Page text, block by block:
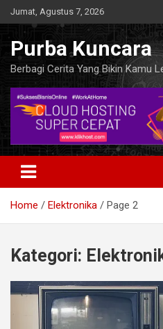
Skip
to
content
Jumat, Agustus 7, 2026
Purba Kuncara
Berbagi Cerita Yang Bikin Kamu
Home Elektronika Page 2
Kategori: